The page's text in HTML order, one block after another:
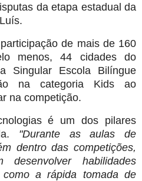
da etapa estadual da
de mais de 160
menos, 44 cidades do
Singular Escola Bilíngue
na categoria Kids ao
na competição.
é um dos pilares
"Durante as aulas de
dentro das competições,
desenvolver habilidades
a rápida tomada de